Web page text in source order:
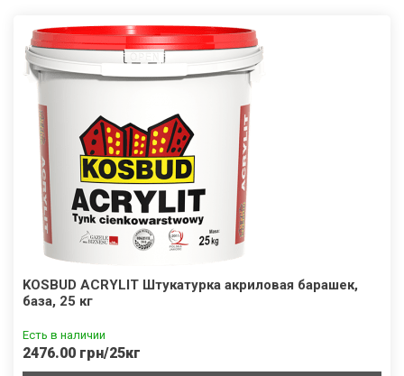
KOSBUD ACRYLIT Штукатурка акриловая барашек,
база, 25 кг
Есть в наличии
2476.00 грн/25кг